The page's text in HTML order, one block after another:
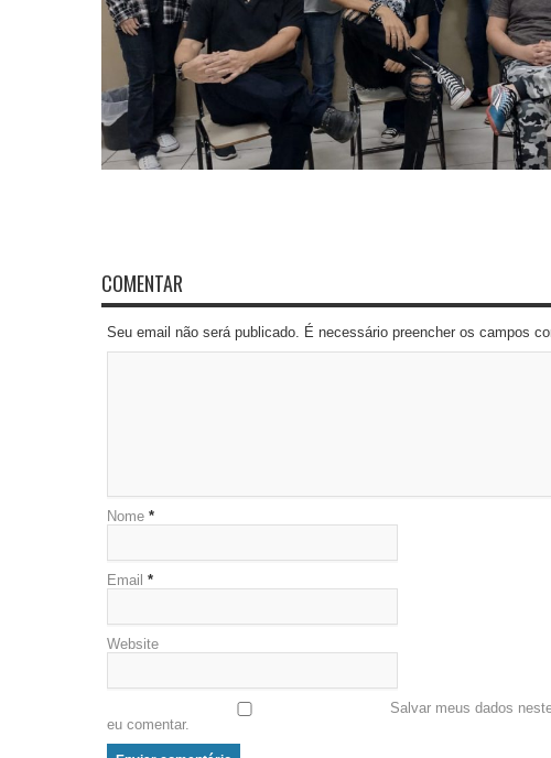
COMENTAR
Seu email não será publicado. É necessário preencher os campos
Nome *
Email *
Website
Salvar meus dados
eu comentar.